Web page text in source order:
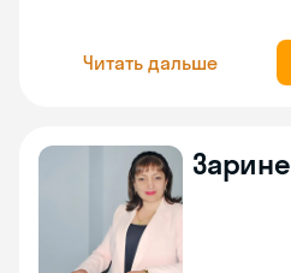
Читать дальше
Зарине